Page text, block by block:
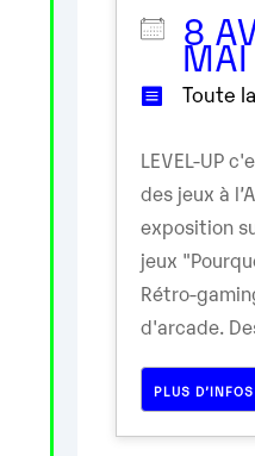
8
Toute
LEVEL-UP
des jeux à
exposition
jeux
Rétro-
d'arcade.
PLUS D’INFOS